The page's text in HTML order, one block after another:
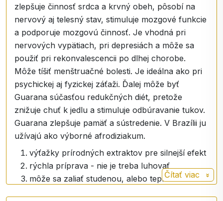
zlepšuje činnosť srdca a krvný obeh, pôsobí na
nervový aj telesný stav, stimuluje mozgové funkcie
a podporuje mozgovú činnosť. Je vhodná pri
nervových vypätiach, pri depresiách a môže sa
použiť pri rekonvalescencii po dlhej chorobe.
Môže tíšiť menštruačné bolesti. Je ideálna ako pri
psychickej aj fyzickej záťaži. Ďalej môže byť
Guarana súčasťou redukčných diét, pretože
znižuje chuť k jedlu a stimuluje odbúravanie tukov.
Guarana zlepšuje pamäť a sústredenie. V Brazílii ju
užívajú ako výborné afrodiziakum.
výťažky prírodných extraktov pre silnejší efekt
rýchla príprava - nie je treba luhovať
môže sa zaliať studenou, alebo teplou vodou
Čítať viac